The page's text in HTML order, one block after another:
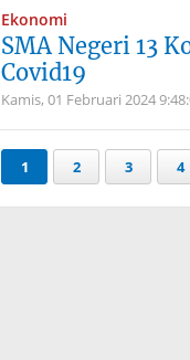
Ekonomi
SMA Negeri 13
Covid19
Kamis, 01 Februari 2024
1 2 3 4